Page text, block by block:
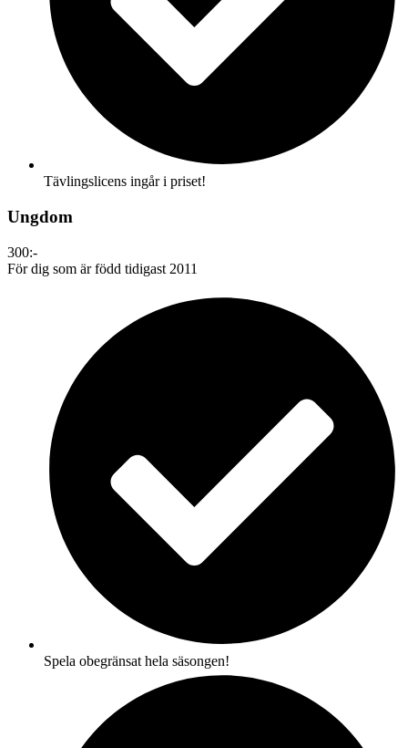
Tävlingslicens ingår i priset!
Ungdom
300:-
För dig som är född tidigast 2011
Spela obegränsat hela säsongen!